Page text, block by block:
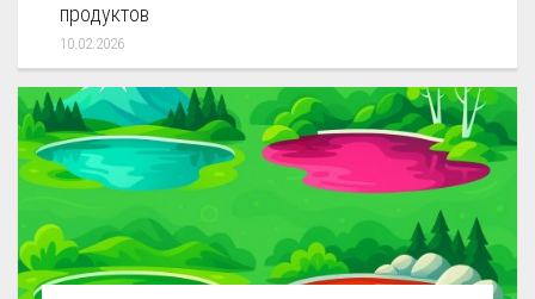
продуктов
10.02.2026